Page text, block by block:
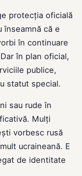
protecția oficială
înseamnă că e
în continuare
în plan oficial,
publice,
statut special.
sau rude în
Mulți
vorbesc rusă
ucraineană. E
de identitate